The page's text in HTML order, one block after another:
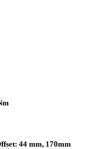
44 mm, 170mm